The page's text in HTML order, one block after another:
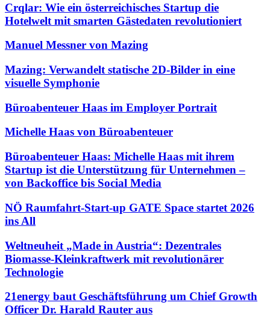
Crqlar: Wie ein österreichisches Startup die
Hotelwelt mit smarten Gästedaten revolutioniert
Manuel Messner von Mazing
Mazing: Verwandelt statische 2D-Bilder in eine
visuelle Symphonie
Büroabenteuer Haas im Employer Portrait
Michelle Haas von Büroabenteuer
Büroabenteuer Haas: Michelle Haas mit ihrem
Startup ist die Unterstützung für Unternehmen –
von Backoffice bis Social Media
NÖ Raumfahrt-Start-up GATE Space startet 2026
ins All
Weltneuheit „Made in Austria“: Dezentrales
Biomasse-Kleinkraftwerk mit revolutionärer
Technologie
21energy baut Geschäftsführung um Chief Growth
Officer Dr. Harald Rauter aus